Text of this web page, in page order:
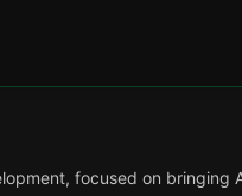
focused on bringing